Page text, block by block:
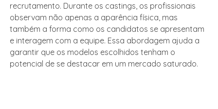
recrutamento. Durante os castings, os profissionais
observam não apenas a aparência física, mas
também a forma como os candidatos se apresentam
e interagem com a equipe. Essa abordagem ajuda a
garantir que os modelos escolhidos tenham o
potencial de se destacar em um mercado saturado.